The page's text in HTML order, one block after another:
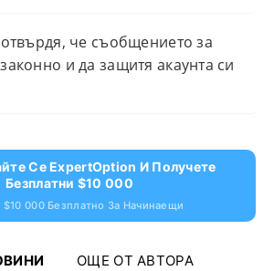
че съобщението за
и да защитя акаунта си
Се ExpertOption И Получете
Безплатни $10 000
$10 000 Безплатно За Начинаещи
ОЩЕ ОТ АВТОРА